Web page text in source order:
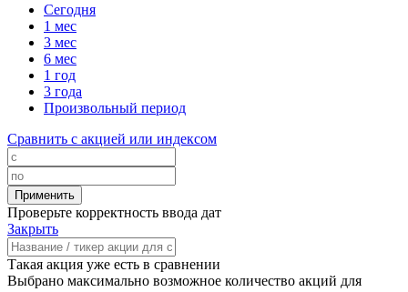
Сегодня
1 мес
3 мес
6 мес
1 год
3 года
Произвольный период
Сравнить с акцией или индексом
Проверьте корректность ввода дат
Закрыть
Такая акция уже есть в сравнении
Выбрано максимально возможное количество акций для